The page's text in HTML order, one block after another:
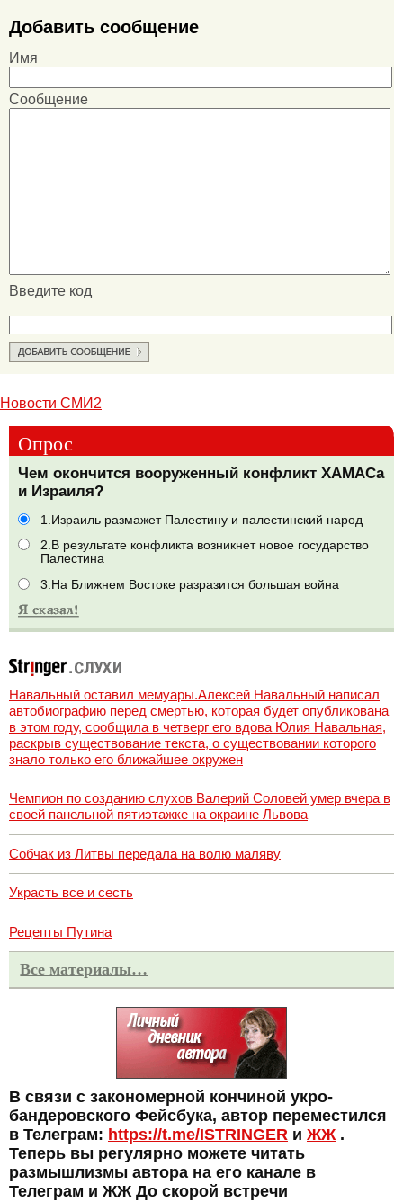
Добавить сообщение
Имя
Сообщение
Введите код
Новости СМИ2
Опрос
Чем окончится вооруженный конфликт ХАМАСа
и Израиля?
1.Израиль размажет Палестину и палестинский народ
2.В результате конфликта возникнет новое государство
Палестина
3.На Ближнем Востоке разразится большая война
Навальный оставил мемуары.Алексей Навальный написал
автобиографию перед смертью, которая будет опубликована
в этом году, сообщила в четверг его вдова Юлия Навальная,
раскрыв существование текста, о существовании которого
знало только его ближайшее окружен
Чемпион по созданию слухов Валерий Соловей умер вчера в
своей панельной пятиэтажке на окраине Львова
Собчак из Литвы передала на волю маляву
Украсть все и сесть
Рецепты Путина
Все материалы…
В связи с закономерной кончиной укро-
бандеровского Фейсбука, автор переместился
в Телеграм: https://t.me/ISTRINGER и ЖЖ.
Теперь вы регулярно можете читать
размышлизмы автора на его канале в
Телеграм и ЖЖ До скорой встречи